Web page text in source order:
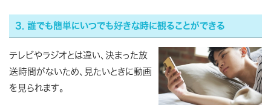
3. 誰でも簡単にいつでも好きな時に観ることができる
テレビやラジオとは違い、決まった放
送時間がないため、見たいときに動画
を見られます。